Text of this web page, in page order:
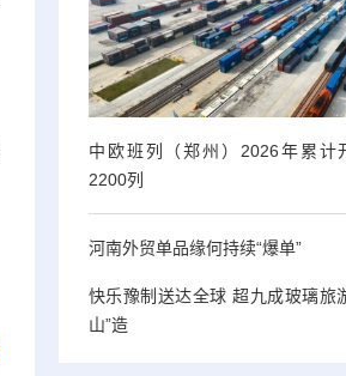
中欧班列（郑州）2026年累计
2200列
河南外贸单品缘何持续“爆单”
快乐豫制送达全球 超九成玻璃旅
山”造